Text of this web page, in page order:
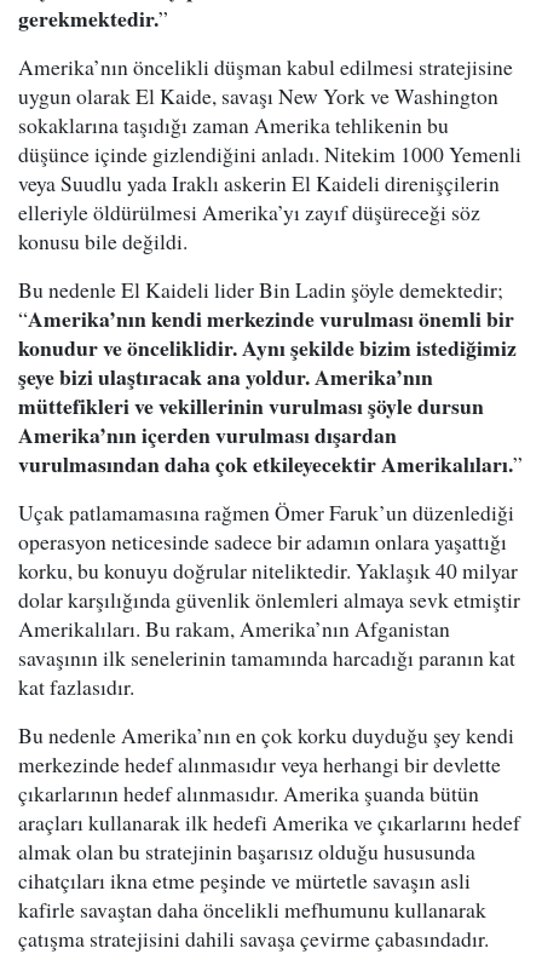
gerekmektedir.”
Amerika’nın öncelikli düşman kabul edilmesi stratejisine
uygun olarak El Kaide, savaşı New York ve Washington
sokaklarına taşıdığı zaman Amerika tehlikenin bu
düşünce içinde gizlendiğini anladı. Nitekim 1000 Yemenli
veya Suudlu yada Iraklı askerin El Kaideli direnişçilerin
elleriyle öldürülmesi Amerika’yı zayıf düşüreceği söz
konusu bile değildi.
Bu nedenle El Kaideli lider Bin Ladin şöyle demektedir;
“Amerika’nın kendi merkezinde vurulması önemli bir
konudur ve önceliklidir. Aynı şekilde bizim istediğimiz
şeye bizi ulaştıracak ana yoldur. Amerika’nın
müttefikleri ve vekillerinin vurulması şöyle dursun
Amerika’nın içerden vurulması dışardan
vurulmasından daha çok etkileyecektir Amerikalıları.”
Uçak patlamamasına rağmen Ömer Faruk’un düzenlediği
operasyon neticesinde sadece bir adamın onlara yaşattığı
korku, bu konuyu doğrular niteliktedir. Yaklaşık 40 milyar
dolar karşılığında güvenlik önlemleri almaya sevk etmiştir
Amerikalıları. Bu rakam, Amerika’nın Afganistan
savaşının ilk senelerinin tamamında harcadığı paranın kat
kat fazlasıdır.
Bu nedenle Amerika’nın en çok korku duyduğu şey kendi
merkezinde hedef alınmasıdır veya herhangi bir devlette
çıkarlarının hedef alınmasıdır. Amerika şuanda bütün
araçları kullanarak ilk hedefi Amerika ve çıkarlarını hedef
almak olan bu stratejinin başarısız olduğu hususunda
cihatçıları ikna etme peşinde ve mürtetle savaşın asli
kafirle savaştan daha öncelikli mefhumunu kullanarak
çatışma stratejisini dahili savaşa çevirme çabasındadır.